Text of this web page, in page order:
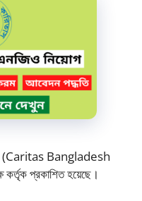
(Caritas Bangladesh
প্রকাশিত হয়েছে।